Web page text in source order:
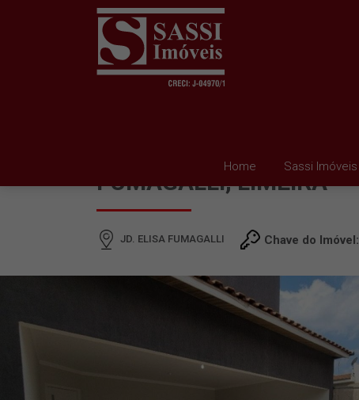
Home Sassi Imóveis
FUMAGALLI, LIMEIRA
JD. ELISA FUMAGALLI Chave do Imóvel: